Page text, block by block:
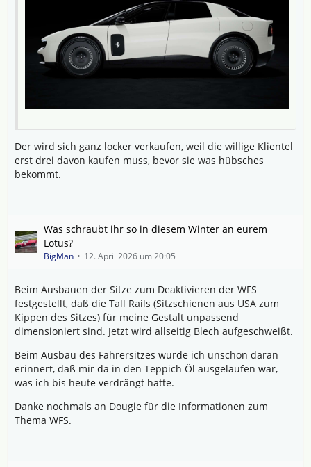
Der wird sich ganz locker verkaufen, weil die willige Klientel
erst drei davon kaufen muss, bevor sie was hübsches
bekommt.
Was schraubt ihr so in diesem Winter an eurem
Lotus?
BigMan 12. April 2026 um 20:05
Beim Ausbauen der Sitze zum Deaktivieren der WFS
festgestellt, daß die Tall Rails (Sitzschienen aus USA zum
Kippen des Sitzes) für meine Gestalt unpassend
dimensioniert sind. Jetzt wird allseitig Blech aufgeschweißt.
Beim Ausbau des Fahrersitzes wurde ich unschön daran
erinnert, daß mir da in den Teppich Öl ausgelaufen war,
was ich bis heute verdrängt hatte.
Danke nochmals an Dougie für die Informationen zum
Thema WFS.